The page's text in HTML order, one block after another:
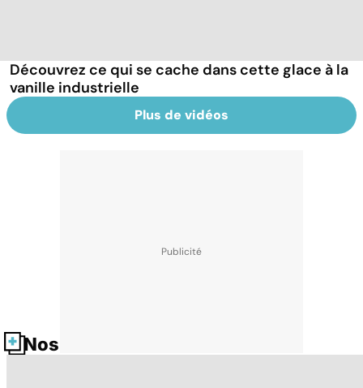
Découvrez ce qui se cache dans cette glace à la
vanille industrielle
Plus de vidéos
Nos fiches santé